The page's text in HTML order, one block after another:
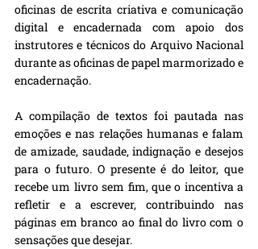
oficinas de escrita criativa e comunicação
digital e encadernada com apoio dos
instrutores e técnicos do Arquivo Nacional
durante as oficinas de papel marmorizado e
encadernação.
A compilação de textos foi pautada nas
emoções e nas relações humanas e falam
de amizade, saudade, indignação e desejos
para o futuro. O presente é do leitor, que
recebe um livro sem fim, que o incentiva a
refletir e a escrever, contribuindo nas
páginas em branco ao final do livro com o
sensações que desejar.